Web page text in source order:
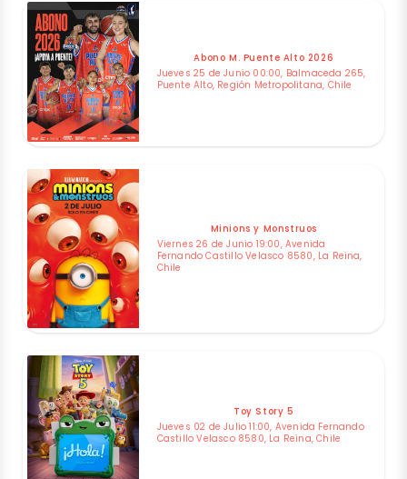
Abono M. Puente Alto 2026
Jueves 25 de Junio 00:00, Balmaceda 265,
Puente Alto, Región Metropolitana, Chile
Minions y Monstruos
Viernes 26 de Junio 19:00, Avenida
Fernando Castillo Velasco 8580, La Reina,
Chile
Toy Story 5
Jueves 02 de Julio 11:00, Avenida Fernando
Castillo Velasco 8580, La Reina, Chile